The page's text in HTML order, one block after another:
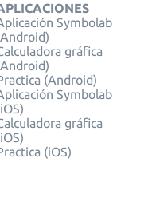
Symbolab
gráfica
(Android)
Symbolab
gráfica
(iOS)